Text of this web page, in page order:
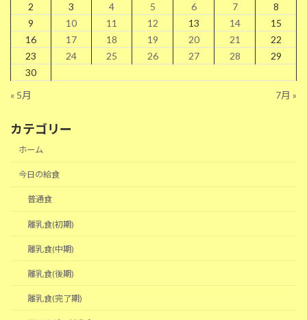
2
3 4 5 6 7
8
9
10 11 12 13 14
15
16
17 18 19 20 21
22
23
24 25 26 27 28
29
30
« 5月
7月 »
カテゴリー
ホーム
今日の給食
普通食
離乳食(初期)
離乳食(中期)
離乳食(後期)
離乳食(完了期)